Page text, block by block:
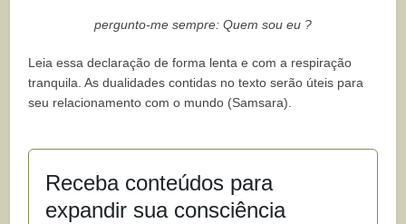
pergunto-me sempre: Quem sou eu ?
Leia essa declaração de forma lenta e com a respiração
tranquila. As dualidades contidas no texto serão úteis para
seu relacionamento com o mundo (Samsara).
Receba conteúdos para
expandir sua consciência